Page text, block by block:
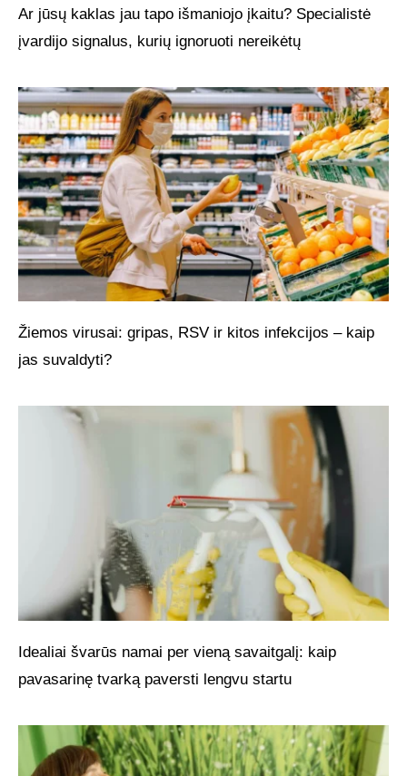
Ar jūsų kaklas jau tapo išmaniojo įkaitu? Specialistė
įvardijo signalus, kurių ignoruoti nereikėtų
Žiemos virusai: gripas, RSV ir kitos infekcijos – kaip
jas suvaldyti?
Idealiai švarūs namai per vieną savaitgalį: kaip
pavasarinę tvarką paversti lengvu startu